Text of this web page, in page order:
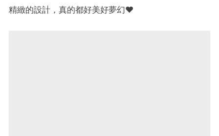
精緻的設計，真的都好美好夢幻♥